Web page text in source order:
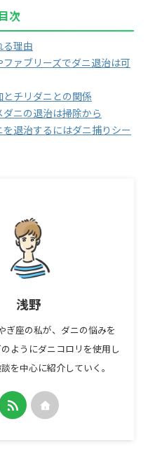
次
る理由
ァブリーズでダニ退治は可
とチリダニとの関係
ニの退治は掃除から
退治するにはダニ捕りシー
浅野
ぎ座の私が、ダニの悩みを
ようにダニコロリを使用し
を中心に紹介していく。